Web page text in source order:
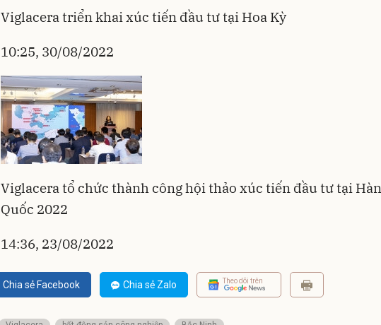
Viglacera triển khai xúc tiến đầu tư tại Hoa Kỳ
10:25, 30/08/2022
Viglacera tổ chức thành công hội thảo xúc tiến đầu tư tại Hàn
Quốc 2022
14:36, 23/08/2022
Chia sẻ Facebook Chia sẻ Zalo Theo dõi trên